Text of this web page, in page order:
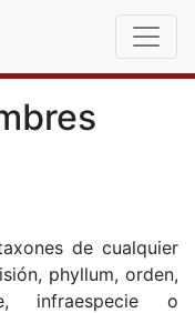
de cualquier
phyllum, orden,
infraespecie o